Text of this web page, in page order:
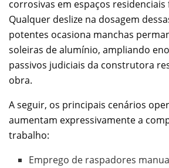
corrosivas em espaços residenciais
Qualquer deslize na dosagem
potentes ocasiona manchas
soleiras de alumínio, ampliando
passivos judiciais da construtora
obra.
A seguir, os principais cenários
aumentam expressivamente a
trabalho:
Emprego de raspadores